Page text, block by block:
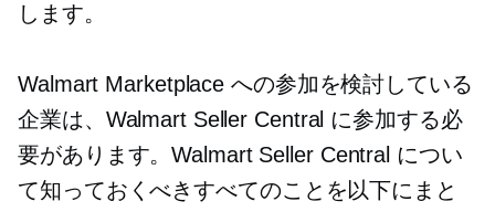
します。
Walmart Marketplace への参加を検討している
企業は、Walmart Seller Central に参加する必
要があります。Walmart Seller Central につい
て知っておくべきすべてのことを以下にまと